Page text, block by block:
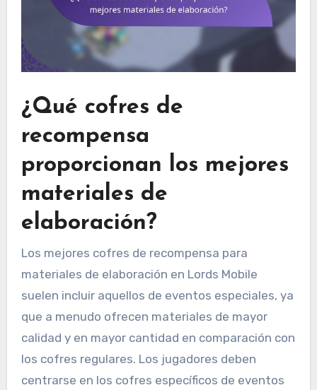
¿Qué cofres de
recompensa
proporcionan los mejores
materiales de
elaboración?
Los mejores cofres de recompensa para
materiales de elaboración en Lords Mobile
suelen incluir aquellos de eventos especiales, ya
que a menudo ofrecen materiales de mayor
calidad y en mayor cantidad en comparación con
los cofres regulares. Los jugadores deben
centrarse en los cofres específicos de eventos